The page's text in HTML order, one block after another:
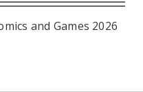
and Games 2026